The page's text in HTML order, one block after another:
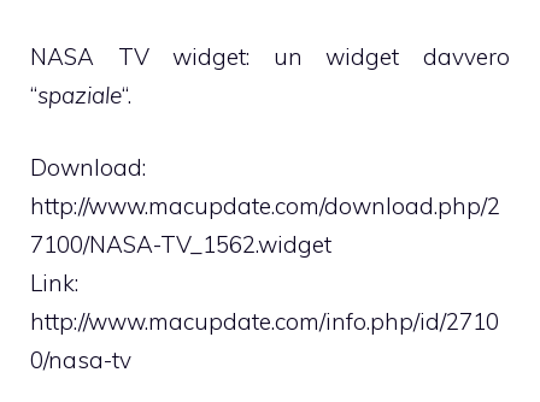
NASA TV widget: un widget davvero
“spaziale“.
Download:
http://www.macupdate.com/download.php/2
7100/NASA-TV_1562.widget
Link:
http://www.macupdate.com/info.php/id/2710
0/nasa-tv